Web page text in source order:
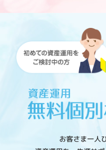
お客さま一人